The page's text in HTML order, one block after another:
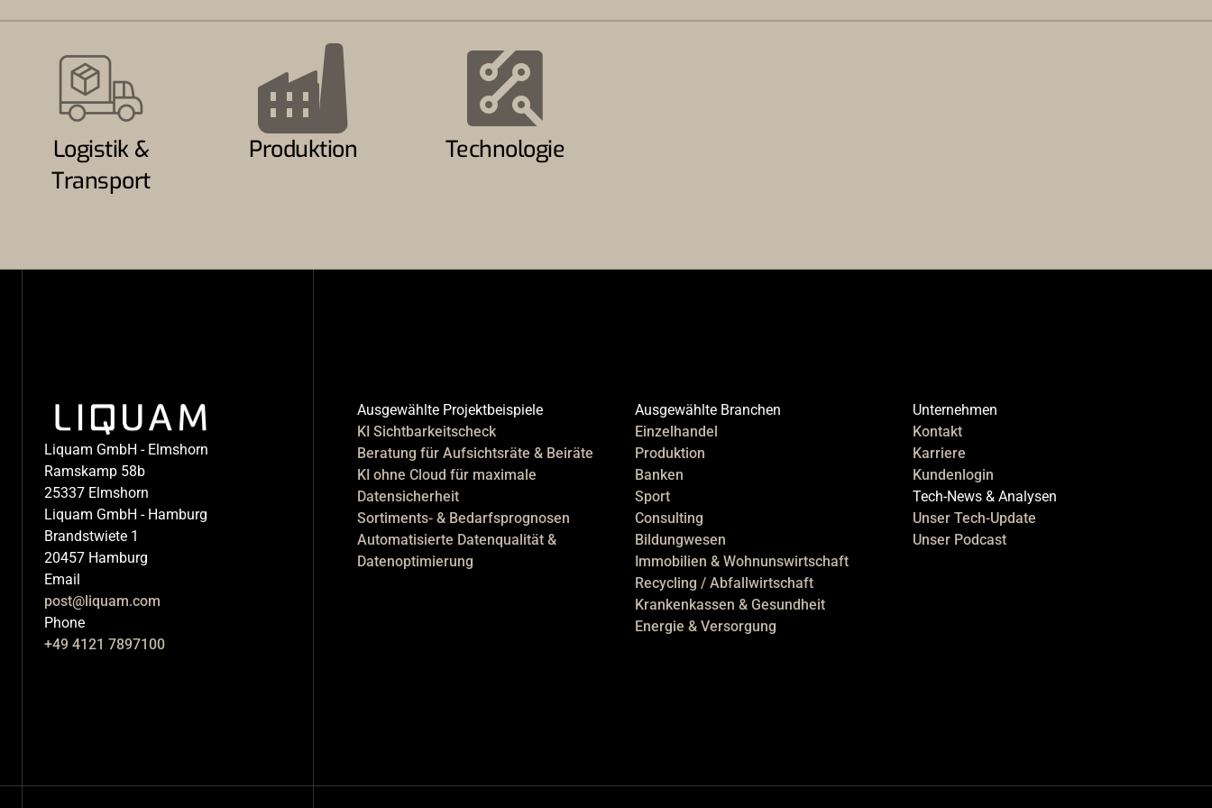
Logistik &
Transport
Produktion Technologie
Liquam GmbH - Elmshorn
Ramskamp 58b
25337 Elmshorn
Liquam GmbH - Hamburg
Brandstwiete 1
20457 Hamburg
Email
post@liquam.com
Phone
+49 4121 7897100
Ausgewählte Projektbeispiele
KI Sichtbarkeitscheck
Beratung für Aufsichtsräte & Beiräte
KI ohne Cloud für maximale
Datensicherheit
Sortiments- & Bedarfsprognosen
Automatisierte Datenqualität &
Datenoptimierung
Ausgewählte Branchen
Einzelhandel
Produktion
Banken
Sport
Consulting
Bildungwesen
Immobilien & Wohnunswirtschaft
Recycling / Abfallwirtschaft
Krankenkassen & Gesundheit
Energie & Versorgung
Unternehmen
Kontakt
Karriere
Kundenlogin
Tech-News & Analysen
Unser Tech-Update
Unser Podcast